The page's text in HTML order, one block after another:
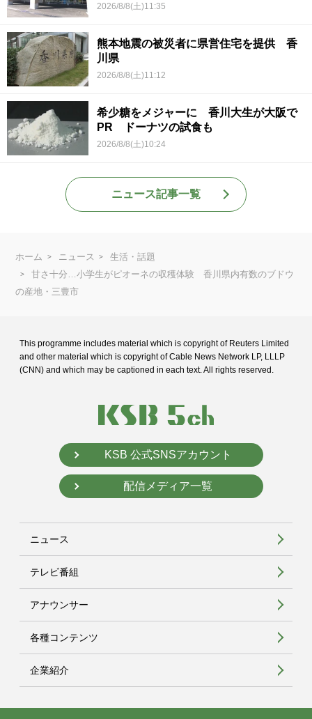
2026/8/8(土)11:35
熊本地震の被災者に県営住宅を提供 香
川県
2026/8/8(土)11:12
希少糖をメジャーに 香川大生が大阪で
PR ドーナツの試食も
2026/8/8(土)10:24
ニュース記事一覧
ホーム ニュース
生活・話題
甘さ十分…小学生がピオーネの収穫体験 香川県内有数のブドウ
の産地・三豊市
This programme includes material which is copyright of Reuters Limited
and other material which is copyright of Cable News Network LP, LLLP
(CNN) and which may be captioned in each text. All rights reserved.
KSB 公式SNSアカウント
配信メディア一覧
ニュース
テレビ番組
アナウンサー
各種コンテンツ
企業紹介